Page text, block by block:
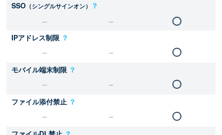
SSO （シングルサインオン） ？
IPアドレス制限 ？
モバイル端末制限 ？
ファイル添付禁止 ？